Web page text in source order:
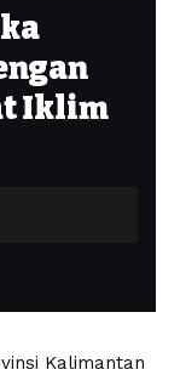
Iklim
Kalimantan